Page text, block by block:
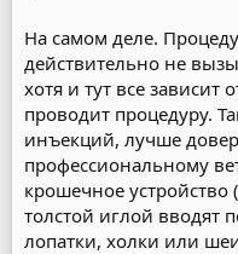
На самом деле.
действительно не
хотя и тут все зависит
проводит процедуру.
инъекций, лучше
профессиональному
крошечное устройство
толстой иглой вводят
лопатки, холки или